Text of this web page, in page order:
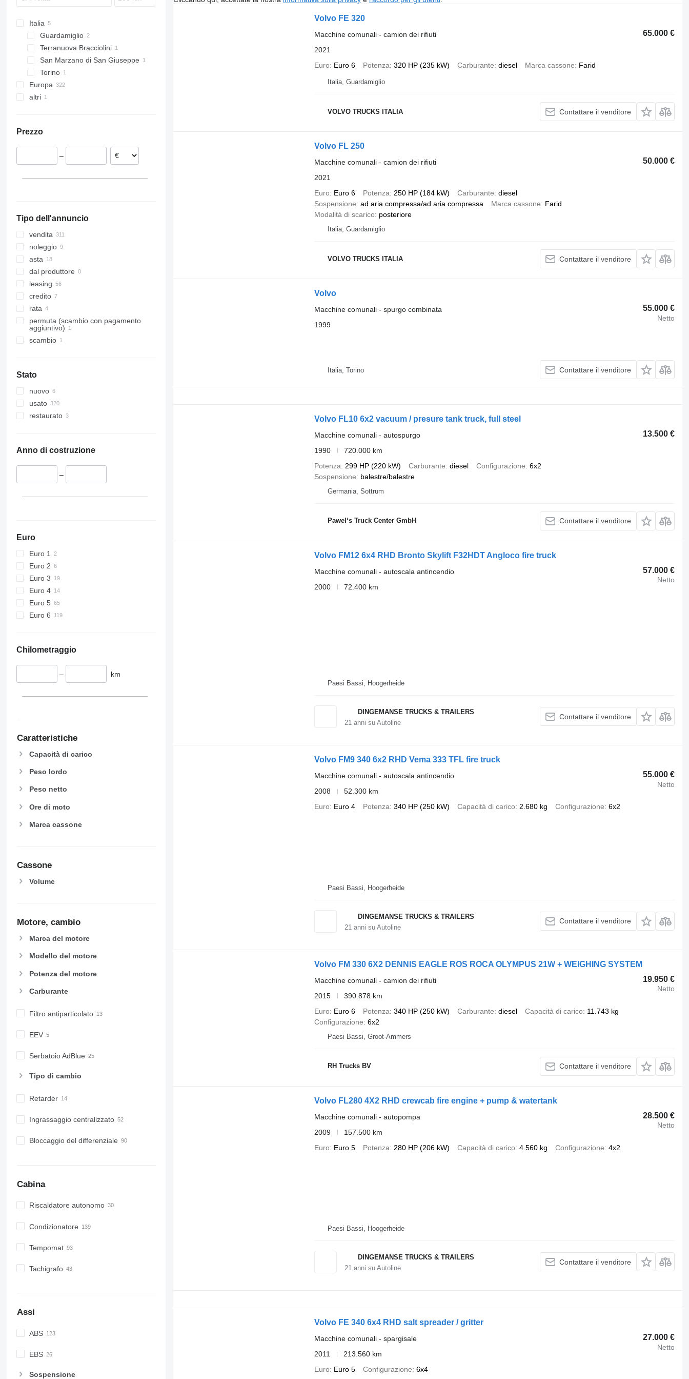
FL611
FL614
FL618
FM 340
FM 370
FM 380
FM 410
FM 420
FM 450
FM 460
Italia
Guardamiglio
Terranuova Bracciolini
San Marzano di San Giuseppe
Torino
Europa
Germania
Lituania
altri
Prezzo
–
Tipo dell'annuncio
vendita
noleggio
asta
dal produttore
leasing
credito
rata
permuta (scambio con pagamento
aggiuntivo)
scambio
Stato
nuovo
usato
restaurato
Anno di costruzione
–
Euro
Euro 1
Euro 2
Euro 3
Euro 4
Euro 5
Euro 6
Chilometraggio
– km
Caratteristiche
Capacità di carico
Peso lordo
Peso netto
Ore di moto
Marca cassone
Cassone
Volume
Motore, cambio
Marca del motore
Modello del motore
Potenza del motore
Carburante
Filtro antiparticolato
EEV
Serbatoio AdBlue
Tipo di cambio
Retarder
Ingrassaggio centralizzato
Bloccaggio del differenziale
Cabina
Riscaldatore autonomo
Condizionatore
Tempomat
Tachigrafo
Assi
ABS
EBS
Sospensione
Volvo FE 320
65.000 €
Macchine comunali - camion dei rifiuti
2021
Euro
Euro 6 Potenza 320 HP (235 kW) Carburante diesel Marca cassone Farid
Italia, Guardamiglio
VOLVO TRUCKS ITALIA Contattare il venditore
Volvo FL 250
50.000 €
Macchine comunali - camion dei rifiuti
2021
Euro
Euro 6 Potenza 250 HP (184 kW) Carburante diesel
Sospensione ad aria compressa/ad aria compressa Marca cassone
Farid
Modalità di scarico
posteriore
Italia, Guardamiglio
VOLVO TRUCKS ITALIA Contattare il venditore
Volvo
55.000 €
Netto
Macchine comunali - spurgo combinata
1999
Italia, Torino Contattare il venditore
Volvo FL10 6x2 vacuum / presure tank truck, full steel
13.500 €
Macchine comunali - autospurgo
1990
720.000 km
Potenza
299 HP (220 kW) Carburante diesel Configurazione 6x2
Sospensione
balestre/balestre
Germania, Sottrum
Pawel‘s Truck Center GmbH Contattare il venditore
Volvo FM12 6x4 RHD Bronto Skylift F32HDT Angloco fire truck
57.000 €
Netto
Macchine comunali - autoscala antincendio
2000
72.400 km
Paesi Bassi, Hoogerheide
DINGEMANSE TRUCKS & TRAILERS
21anni su Autoline
Contattare il venditore
Volvo FM9 340 6x2 RHD Vema 333 TFL fire truck
55.000 €
Netto
Macchine comunali - autoscala antincendio
2008
52.300 km
Euro
Euro 4 Potenza 340 HP (250 kW) Capacità di carico 2.680 kg Configurazione 6x2
Paesi Bassi, Hoogerheide
DINGEMANSE TRUCKS & TRAILERS
21 anni su Autoline
Contattare il venditore
Volvo FM 330 6X2 DENNIS EAGLE ROS ROCA OLYMPUS 21W + WEIGHING SYSTEM
19.950 €
Netto
Macchine comunali - camion dei rifiuti
2015
390.878 km
Euro
Euro 6 Potenza 340 HP (250 kW) Carburante diesel Capacità di carico
11.743 kg
Configurazione 6x2
Paesi Bassi, Groot-Ammers
RH Trucks BV Contattare il venditore
Volvo FL280 4X2 RHD crewcab fire engine + pump & watertank
28.500 €
Netto
Macchine comunali - autopompa
2009
157.500 km
Euro
Euro 5 Potenza 280 HP (206 kW) Capacità di carico 4.560 kg Configurazione 4x2
Paesi Bassi, Hoogerheide
DINGEMANSE TRUCKS & TRAILERS
21anni su Autoline
Contattare il venditore
Volvo FE 340 6x4 RHD salt spreader / gritter
27.000 €
Netto
Macchine comunali - spargisale
2011
213.560 km
Euro
Euro 5 Configurazione 6x4